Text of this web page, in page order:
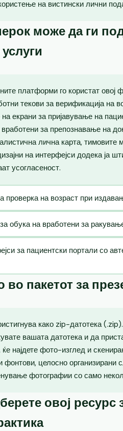
на вистински лични
може да ги
платформи го користат овој
текови за верификација на
екрани за пријавување на
за препознавање на
лична карта, тимовите
на интерфејси додека ја
усогласеност.
проверка на возраст при
обука на вработени за
за пациентски портали со
во пакетот за
како zip-датотека
вашата датотека и да
ќе најдете фото-изглед и
фонтови, целосно организирани
фотографии со само
овој ресурс